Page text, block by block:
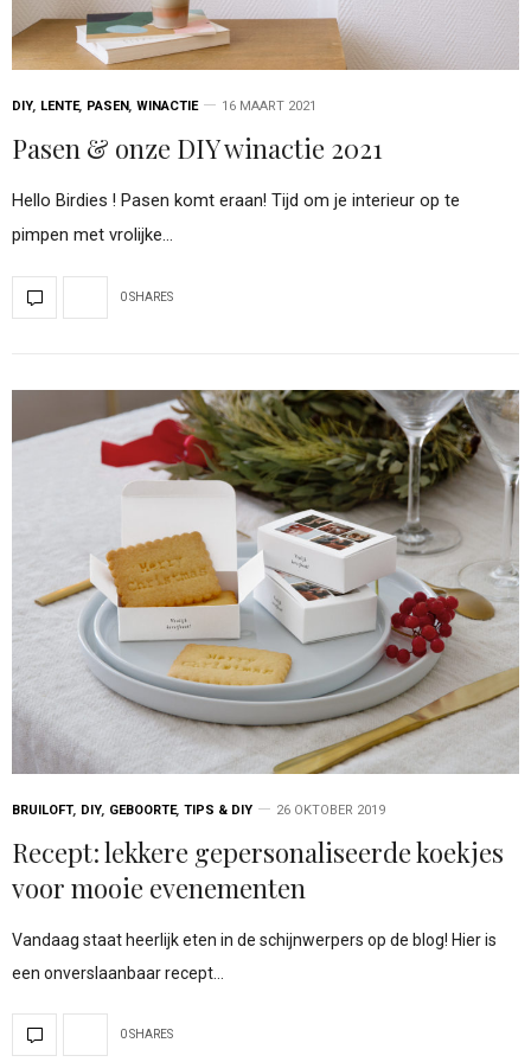
DIY, LENTE, PASEN, WINACTIE 16 MAART 2021
Pasen & onze DIY winactie 2021
Hello Birdies ! Pasen komt eraan! Tijd om je interieur op te
pimpen met vrolijke…
0 SHARES
BRUILOFT, DIY, GEBOORTE, TIPS & DIY 26 OKTOBER 2019
Recept: lekkere gepersonaliseerde koekjes
voor mooie evenementen
Vandaag staat heerlijk eten in de schijnwerpers op de blog! Hier is
een onverslaanbaar recept…
0 SHARES